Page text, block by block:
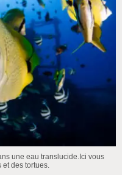
une eau translucide.Ici vous
des tortues.